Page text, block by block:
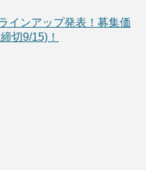
インアップ発表！募集価
切9/15)！